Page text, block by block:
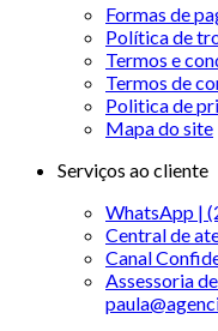
Formas de
Política de
Termos e
Termos de
Politica de
Mapa do site
Serviços ao cliente
WhatsApp |
Central de
Canal
Assessoria